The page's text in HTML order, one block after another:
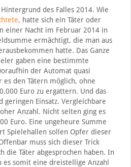
des Falles 2014. Wie
, hatte sich ein Täter oder
einer Nacht im Februar 2014 in
ermächtigt, die man aus
hatte. Das Ganze
gaben eine bestimmte
der Automat quasi
es den Tätern möglich, ohne
Euro zu ergattern. Und das
Einsatz. Vergleichbare
Anzahl. Nicht selten ging es
Euro. Eine ungeheure Summe
Spielehallen sollen Opfer dieser
muss sich dieser Trick
die Täter abgesprochen haben. In
somit eine dreistellige Anzahl